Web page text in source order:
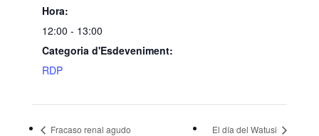
Hora:
12:00 - 13:00
Categoria d'Esdeveniment:
RDP
Fracaso renal agudo El día del Watusi